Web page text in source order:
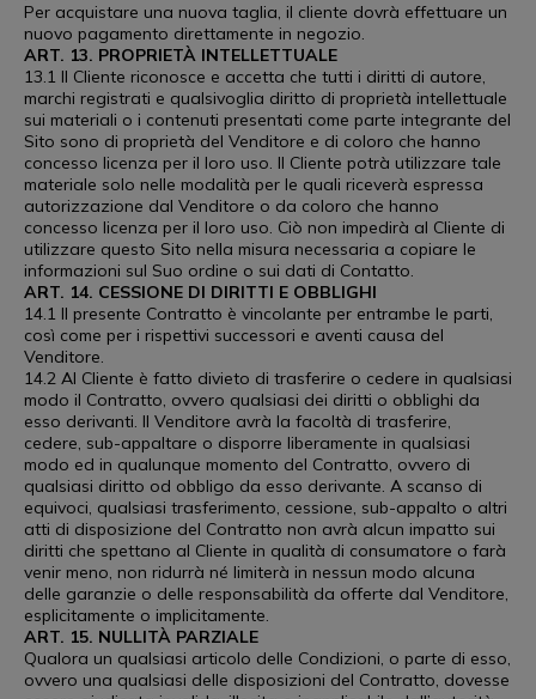
Per acquistare una nuova taglia, il cliente dovrà effettuare un
nuovo pagamento direttamente in negozio.
ART. 13. PROPRIETÀ INTELLETTUALE
13.1 Il Cliente riconosce e accetta che tutti i diritti di autore,
marchi registrati e qualsivoglia diritto di proprietà intellettuale
sui materiali o i contenuti presentati come parte integrante del
Sito sono di proprietà del Venditore e di coloro che hanno
concesso licenza per il loro uso. Il Cliente potrà utilizzare tale
materiale solo nelle modalità per le quali riceverà espressa
autorizzazione dal Venditore o da coloro che hanno
concesso licenza per il loro uso. Ciò non impedirà al Cliente di
utilizzare questo Sito nella misura necessaria a copiare le
informazioni sul Suo ordine o sui dati di Contatto.
ART. 14. CESSIONE DI DIRITTI E OBBLIGHI
14.1 Il presente Contratto è vincolante per entrambe le parti,
così come per i rispettivi successori e aventi causa del
Venditore.
14.2 Al Cliente è fatto divieto di trasferire o cedere in qualsiasi
modo il Contratto, ovvero qualsiasi dei diritti o obblighi da
esso derivanti. Il Venditore avrà la facoltà di trasferire,
cedere, sub-appaltare o disporre liberamente in qualsiasi
modo ed in qualunque momento del Contratto, ovvero di
qualsiasi diritto od obbligo da esso derivante. A scanso di
equivoci, qualsiasi trasferimento, cessione, sub-appalto o altri
atti di disposizione del Contratto non avrà alcun impatto sui
diritti che spettano al Cliente in qualità di consumatore o farà
venir meno, non ridurrà né limiterà in nessun modo alcuna
delle garanzie o delle responsabilità da offerte dal Venditore,
esplicitamente o implicitamente.
ART. 15. NULLITÀ PARZIALE
Qualora un qualsiasi articolo delle Condizioni, o parte di esso,
ovvero una qualsiasi delle disposizioni del Contratto, dovesse